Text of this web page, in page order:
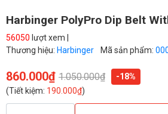
Harbinger PolyPro Dip Belt
56050 lượt xem |
Thương hiệu: Harbinger Mã sản phẩm:
860.000₫ 1.050.000₫
-18%
(Tiết kiệm: 190.000₫)